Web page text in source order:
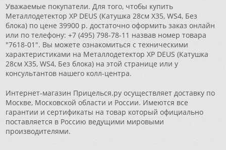
Уважаемые покупатели. Для того, чтобы купить
Металлодетектор XP DEUS (Катушка 28см X35, WS4, Без
блока) по цене 39900 р. достаточно оформить заказ онлайн
или по телефону: +7 (495) 798-78-11 назвав номер товара
"7618-01". Вы можете ознакомиться с техническими
характеристиками на Металлодетектор XP DEUS (Катушка
28см X35, WS4, Без блока) на этой странице или у
консультантов нашего колл-центра.
Интернет-магазин Прицелься.ру осуществляет доставку по
Москве, Московской области и России. Имеются все
гарантии и сертификаты на товар который официально
поставляется в Россию ведущими мировыми
производителями.